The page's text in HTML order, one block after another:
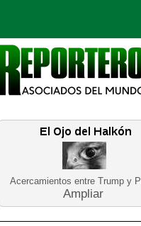
Acercamientos entre Trump y
Ampliar
Política Opinión
Planeta Tierra
Educación Neira